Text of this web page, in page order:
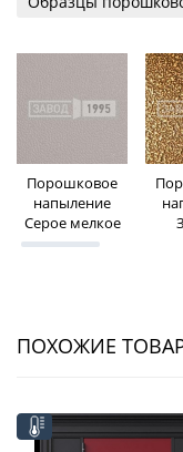
Порошковое
напыление
Серое мелкое
ПОХОЖИЕ